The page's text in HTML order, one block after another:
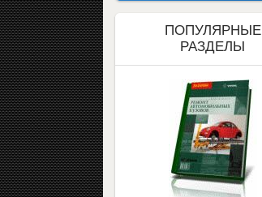
ПОПУЛЯРНЫЕ
РАЗДЕЛЫ